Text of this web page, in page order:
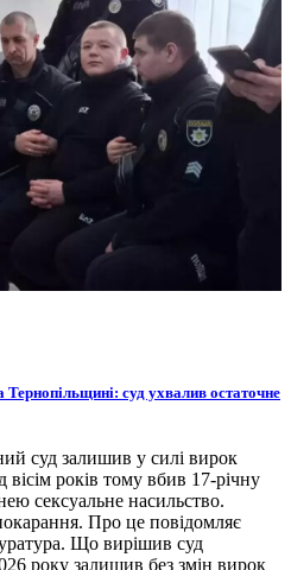
Тернопільщині: суд ухвалив остаточне
суд залишив у силі вирок
років тому вбив 17-річну
сексуальне насильство.
Про це повідомляє
Що вирішив суд
року залишив без змін вирок